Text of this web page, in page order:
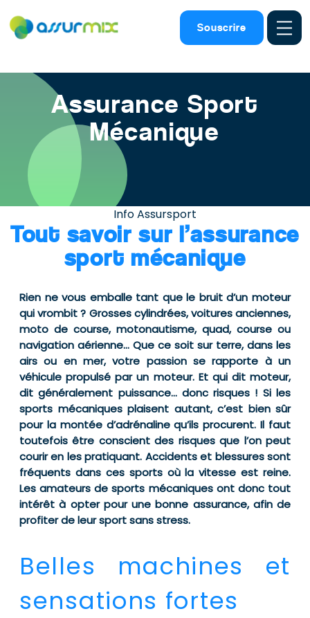
Souscrire
Assurance sport Assurance sport mecanique
Assurance Sport
Mécanique
Info Assursport
Tout savoir sur l’assurance
sport mécanique
Rien ne vous emballe tant que le bruit d’un moteur
qui vrombit ? Grosses cylindrées, voitures anciennes,
moto de course, motonautisme, quad, course ou
navigation aérienne… Que ce soit sur terre, dans les
airs ou en mer, votre passion se rapporte à un
véhicule propulsé par un moteur. Et qui dit moteur,
dit généralement puissance… donc risques ! Si les
sports mécaniques plaisent autant, c’est bien sûr
pour la montée d’adrénaline qu’ils procurent. Il faut
toutefois être conscient des risques que l’on peut
courir en les pratiquant. Accidents et blessures sont
fréquents dans ces sports où la vitesse est reine.
Les amateurs de sports mécaniques ont donc tout
intérêt à opter pour une bonne assurance, afin de
profiter de leur sport sans stress.
Belles machines et
sensations fortes